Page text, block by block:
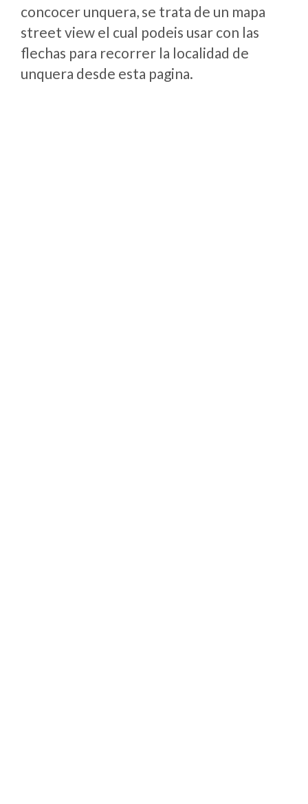
concocer unquera, se trata de un mapa
street view el cual podeis usar con las
flechas para recorrer la localidad de
unquera desde esta pagina.